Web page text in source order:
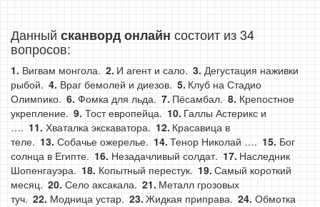
Данный сканворд онлайн состоит из 34
вопросов:
Вигвам монгола. И агент и сало.
Дегустация наживки
рыбой.
Враг бемолей и диезов.
Клуб на Стадио
Олимпико.
Фомка для льда. Пёсамбал.
Крепостное
укрепление.
Тост европейца.
Галлы Астерикс и
….
Хваталка экскаватора.
Красавица в
теле.
Собачье ожерелье. Тенор Николай ….
Бог
солнца в Египте.
Незадачливый солдат.
Наследник
Шопенгауэра.
Копытный перестук.
Самый короткий
месяц.
Село аксакала.
Металл грозовых
туч.
Модница устар. Жидкая приправа.
Обмотка